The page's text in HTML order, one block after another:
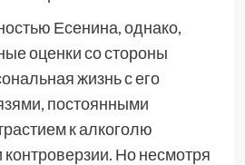
Есенина, однако,
оценки со стороны
жизнь с его
постоянными
к алкоголю
Но несмотря